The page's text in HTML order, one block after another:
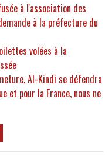
à l'association des
à la préfecture du
volées à la
Al-Kindi se défendra
et pour la France, nous ne